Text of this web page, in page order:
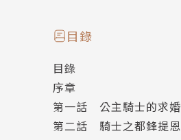
目錄
目錄
序章
第一話 公主騎士的求婚
第二話 騎士之都鋒提恩